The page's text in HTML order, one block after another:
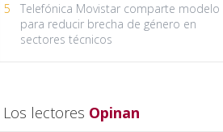
5
Telefónica Movistar comparte modelo
para reducir brecha de género en
sectores técnicos
Los lectores Opinan